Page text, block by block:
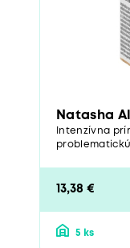
Natasha
Intenzívna
13,38 €
5 ks